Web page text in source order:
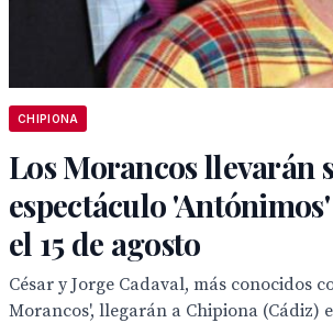
CHIPIONA
Los Morancos llevarán
espectáculo
el 15 de agosto
César y Jorge Cadaval, más conocidos
Morancos', llegarán a Chipiona (Cádiz)